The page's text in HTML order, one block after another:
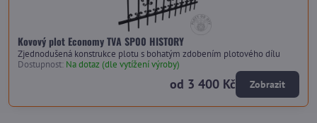
Kovový plot Economy TVA SP00 HISTORY
Zjednodušená konstrukce plotu s bohatým zdobením plotového dílu
Dostupnost: Na dotaz (dle vytížení výroby)
od 3 400 Kč Zobrazit